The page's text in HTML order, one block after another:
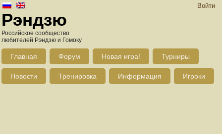
Войти
Рэндзю
Российское сообщество
любителей Рэндзю и Гомоку
Главная Форум Новая игра! Турниры
Новости Тренировка Информация Игроки